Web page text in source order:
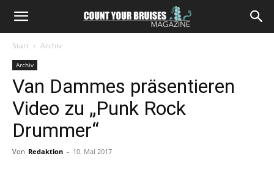
Start Archiv
Archiv
Van Dammes präsentieren
Video zu „Punk Rock
Drummer“
Von Redaktion - 10. Mai 2017